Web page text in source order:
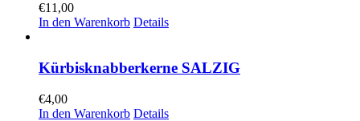
€11,00
In den Warenkorb Details
Kürbisknabberkerne SALZIG
€4,00
In den Warenkorb Details